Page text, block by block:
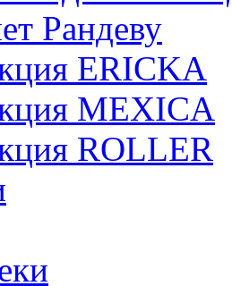
Рандеву
ERICKA
MEXICA
ROLLER